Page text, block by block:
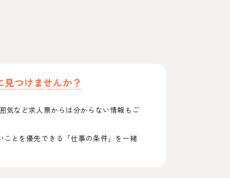
つけませんか？
気など求人票からは分からない情報もご
とを優先できる「仕事の条件」を一緒